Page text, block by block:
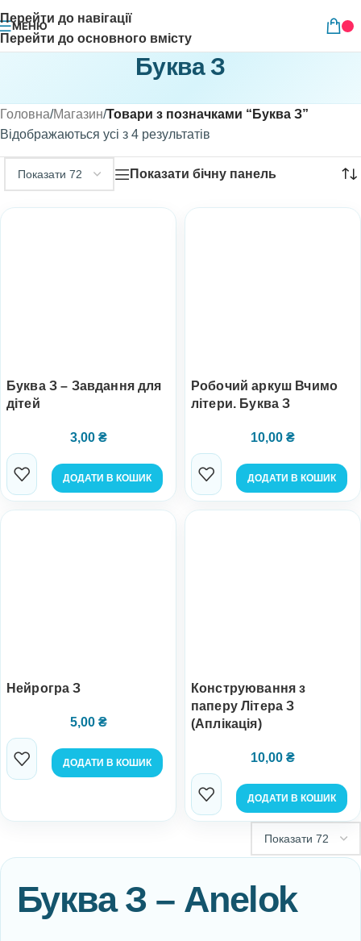
Перейти до навігації
Перейти до основного вмісту
МЕНЮ
Буква З
Головна/Магазин/Товари з позначками “Буква З”
Відображаються усі з 4 результатів
Показати бічну панель
Буква З – Завдання для
дітей
3,00 ₴
ДОДАТИ В КОШИК
Робочий аркуш Вчимо
літери. Буква З
10,00 ₴
ДОДАТИ В КОШИК
Нейрогра З
5,00 ₴
ДОДАТИ В КОШИК
Конструювання з
паперу Літера З
(Аплікація)
10,00 ₴
ДОДАТИ В КОШИК
Буква З – Anelok